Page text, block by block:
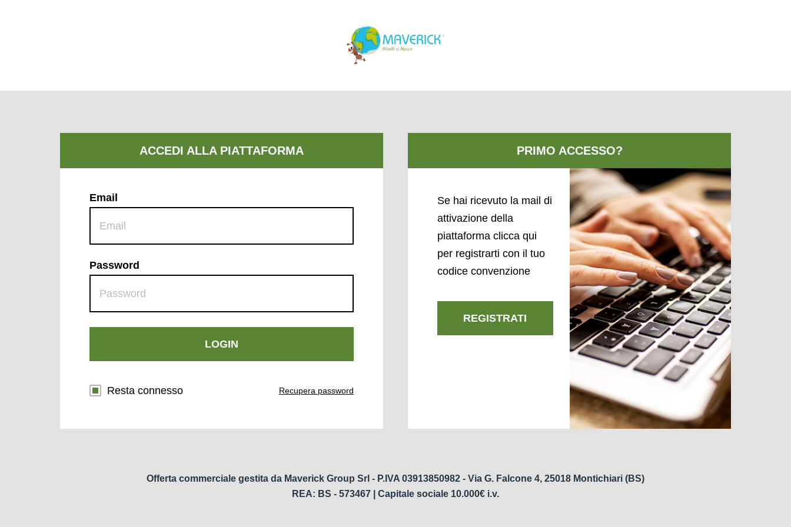
Email
Password
LOGIN
Resta connesso Recupera password
Se hai ricevuto la mail di
attivazione della
piattaforma clicca qui
per registrarti con il tuo
codice convenzione
REGISTRATI
Offerta commerciale gestita da Maverick Group Srl - P.IVA 03913850982 - Via G. Falcone 4, 25018 Montichiari (BS)
REA: BS - 573467 | Capitale sociale 10.000€ i.v.